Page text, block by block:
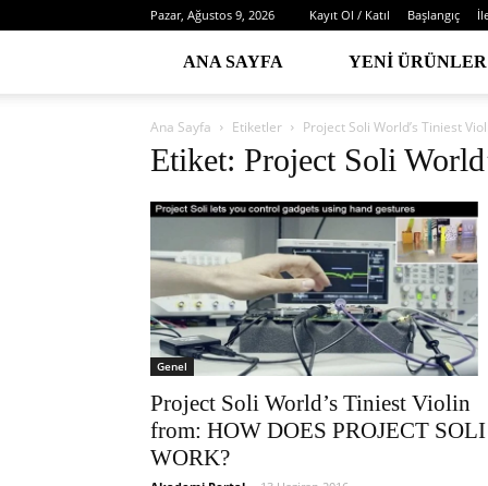
Pazar, Ağustos 9, 2026 Kayıt Ol / Katıl Başlangıç
ANA SAYFA YENI ÜRÜNLER
Ana Sayfa Etiketler Project Soli World’s Tiniest
Etiket: Project Soli
Genel
Project Soli World’s Tiniest Violin
from: HOW DOES PROJECT SOLI
WORK?